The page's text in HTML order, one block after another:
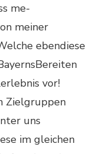
me-
meiner
ebendiese
vor!
Zielgruppen
uns
im gleichen